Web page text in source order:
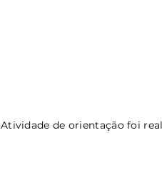
Atividade de orientação foi